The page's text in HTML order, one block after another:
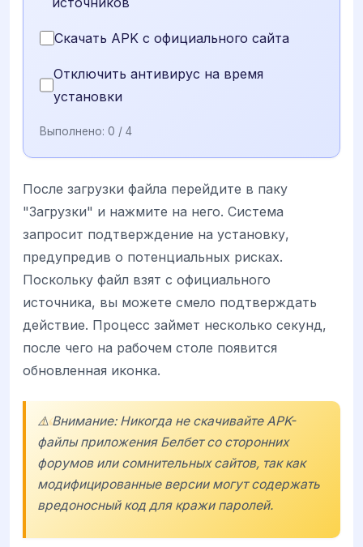
Скачать APK с официального сайта
Отключить антивирус на время
установки
Выполнено: 0 / 4
После загрузки файла перейдите в паку
"Загрузки" и нажмите на него. Система
запросит подтверждение на установку,
предупредив о потенциальных рисках.
Поскольку файл взят с официального
источника, вы можете смело подтверждать
действие. Процесс займет несколько секунд,
после чего на рабочем столе появится
обновленная иконка.
⚠️ Внимание: Никогда не скачивайте APK-
файлы приложения Белбет со сторонних
форумов или сомнительных сайтов, так как
модифицированные версии могут содержать
вредоносный код для кражи паролей.